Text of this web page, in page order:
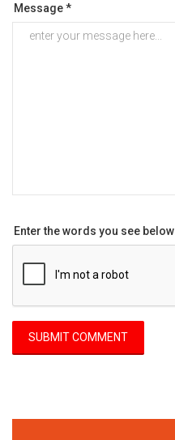
Message *
Enter the words you see below